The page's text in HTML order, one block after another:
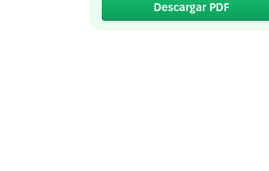
Descargar PDF